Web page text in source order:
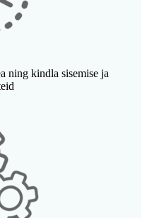
ning kindla sisemise ja